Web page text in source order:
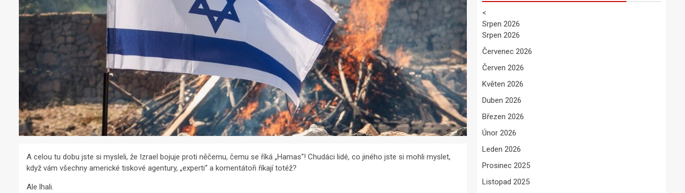
A celou tu dobu jste si mysleli, že Izrael bojuje proti něčemu, čemu se říká „Hamas“! Chudáci lidé, co jiného jste si mohli myslet,
když vám všechny americké tiskové agentury, „experti“ a komentátoři říkají totéž?
Ale lhali.
<
Srpen 2026
Srpen 2026
Červenec 2026
Červen 2026
Květen 2026
Duben 2026
Březen 2026
Únor 2026
Leden 2026
Prosinec 2025
Listopad 2025